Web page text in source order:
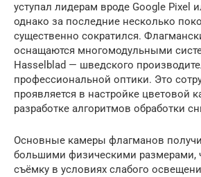
уступал лидерам вроде Google Pixel
однако за последние несколько
существенно сократился.
оснащаются многомодульными
Hasselblad — шведского
профессиональной оптики. Это
проявляется в настройке цветовой
разработке алгоритмов обработки
Основные камеры флагманов
большими физическими размерами,
съёмку в условиях слабого